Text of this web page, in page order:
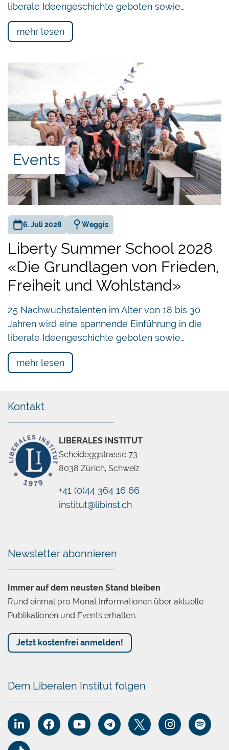
Chatbot
liberale Ideengeschichte geboten sowie…
mehr lesen
Events
6. Juli 2028 Weggis
Liberty Summer School 2028
«Die Grundlagen von Frieden,
Freiheit und Wohlstand»
25 Nachwuchstalenten im Alter von 18 bis 30
Jahren wird eine spannende Einführung in die
liberale Ideengeschichte geboten sowie…
mehr lesen
Kontakt
LIBERALES INSTITUT
Scheideggstrasse 73
8038 Zürich, Schweiz
+41 (0)44 364 16 66
institut@libinst.ch
Newsletter abonnieren
Immer auf dem neusten Stand bleiben
Rund einmal pro Monat Informationen über aktuelle
Publikationen und Events erhalten.
Jetzt kostenfrei anmelden!
Dem Liberalen Institut folgen